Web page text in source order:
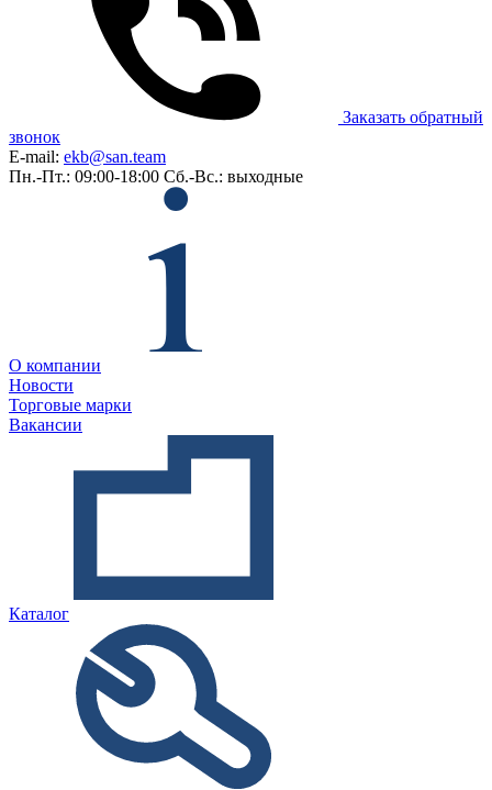
Заказать обратный
звонок
E-mail: ekb@san.team
Пн.-Пт.: 09:00-18:00 Сб.-Вс.: выходные
О компании
Новости
Торговые марки
Вакансии
Каталог